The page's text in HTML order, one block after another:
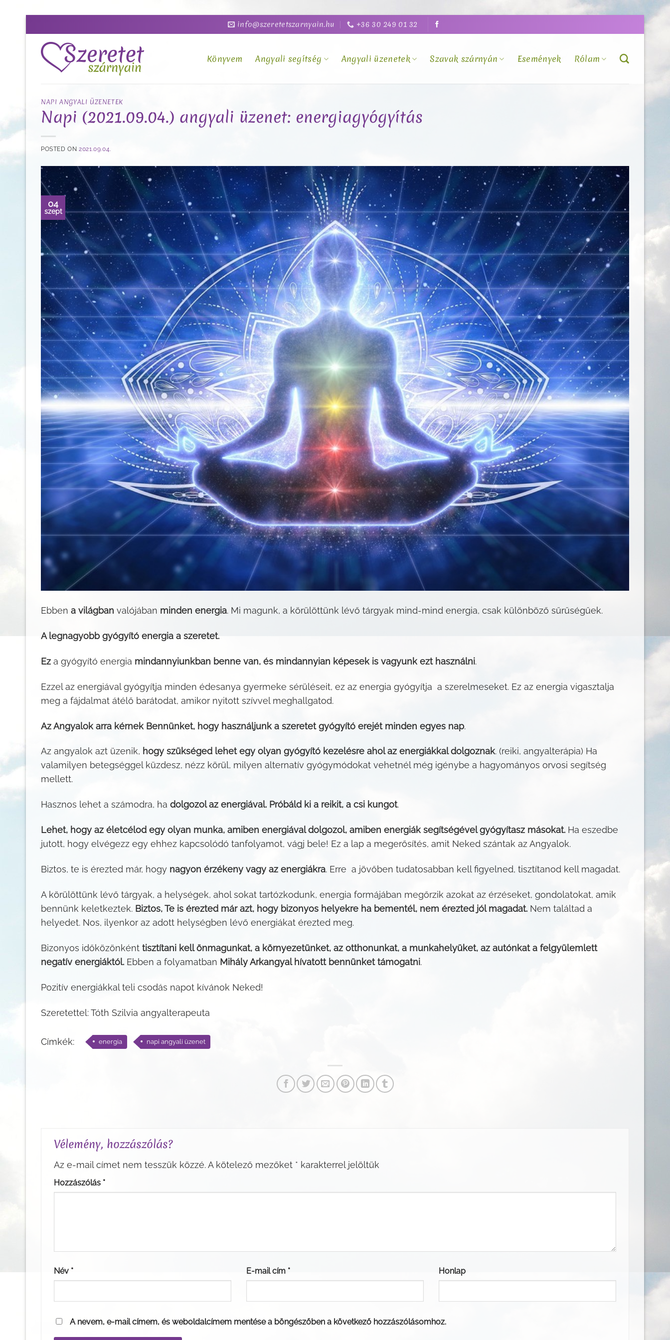
to
content
info@szeretetszarnyain.hu +36 30 249 01 32
Könyvem Angyali segítség Angyali üzenetek Szavak szárnyán Események Rólam
NAPI ANGYALI ÜZENETEK
Napi (2021.09.04.) angyali üzenet: energiagyógyítás
POSTED ON2021.09.04.
04
szept
Ebben a világban valójában minden energia. Mi magunk, a körülöttünk lévő tárgyak mind-mind energia, csak különböző sűrűségűek.
A legnagyobb gyógyító energia a szeretet.
Ez a gyógyító energia mindannyiunkban benne van, és mindannyian képesek is vagyunk ezt használni.
Ezzel az energiával gyógyítja minden édesanya gyermeke sérüléseit, ez az energia gyógyítja a szerelmeseket. Ez az energia vigasztalja
meg a fájdalmat átélő barátodat, amikor nyitott szívvel meghallgatod.
Az Angyalok arra kérnek Bennünket, hogy használjunk a szeretet gyógyító erejét minden egyes nap.
Az angyalok azt üzenik, hogy szükséged lehet egy olyan gyógyító kezelésre ahol az energiákkal dolgoznak. (reiki, angyalterápia) Ha
valamilyen betegséggel küzdesz, nézz körül, milyen alternatív gyógymódokat vehetnél még igénybe a hagyományos orvosi segítség
mellett.
Hasznos lehet a számodra, ha dolgozol az energiával. Próbáld ki a reikit, a csi kungot.
Lehet, hogy az életcélod egy olyan munka, amiben energiával dolgozol, amiben energiák segítségével gyógyítasz másokat. Ha eszedbe
jutott, hogy elvégezz egy ehhez kapcsolódó tanfolyamot, vágj bele! Ez a lap a megerősítés, amit Neked szántak az Angyalok.
Biztos, te is érezted már, hogy nagyon érzékeny vagy az energiákra. Erre a jövőben tudatosabban kell figyelned, tisztítanod kell magadat.
A körülöttünk lévő tárgyak, a helységek, ahol sokat tartózkodunk, energia formájában megőrzik azokat az érzéseket, gondolatokat, amik
bennünk keletkeztek. Biztos, Te is érezted már azt, hogy bizonyos helyekre ha bementél, nem érezted jól magadat. Nem találtad a
helyedet. Nos, ilyenkor az adott helységben lévő energiákat érezted meg.
Bizonyos időközönként tisztítani kell önmagunkat, a környezetünket, az otthonunkat, a munkahelyüket, az autónkat a felgyülemlett
negatív energiáktól. Ebben a folyamatban Mihály Arkangyal hívatott bennünket támogatni.
Pozitív energiákkal teli csodás napot kívánok Neked!
Szeretettel: Tóth Szilvia angyalterapeuta
Címkék: energia napi angyali üzenet
Vélemény, hozzászólás?
Az e-mail címet nem tesszük közzé.A kötelező mezőket * karakterrel jelöltük
Hozzászólás *
Név * E-mail cím * Honlap
A nevem, e-mail címem, és weboldalcímem mentése a böngészőben a következő hozzászólásomhoz.